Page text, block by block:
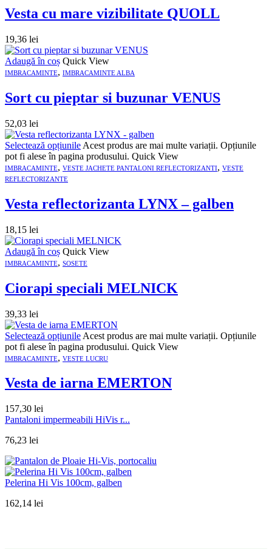
Vesta cu mare vizibilitate QUOLL
19,36 lei
Adaugă în coș Quick View
IMBRACAMINTE, IMBRACAMINTE ALBA
Sort cu pieptar si buzunar VENUS
52,03 lei
Selectează opțiunile Acest produs are mai multe variații. Opțiunile
pot fi alese în pagina produsului. Quick View
IMBRACAMINTE, VESTE JACHETE PANTALONI REFLECTORIZANTI, VESTE
REFLECTORIZANTE
Vesta reflectorizanta LYNX – galben
18,15 lei
Adaugă în coș Quick View
IMBRACAMINTE, SOSETE
Ciorapi speciali MELNICK
39,33 lei
Selectează opțiunile Acest produs are mai multe variații. Opțiunile
pot fi alese în pagina produsului. Quick View
IMBRACAMINTE, VESTE LUCRU
Vesta de iarna EMERTON
157,30 lei
Pantaloni impermeabili HiVis r...
76,23 lei
Pelerina Hi Vis 100cm, galben
162,14 lei